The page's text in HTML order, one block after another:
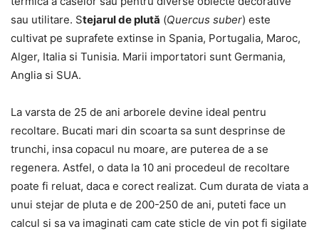
sau utilitare. Stejarul de plută (Quercus suber) este
cultivat pe suprafete extinse in Spania, Portugalia, Maroc,
Alger, Italia si Tunisia. Marii importatori sunt Germania,
Anglia si SUA.
La varsta de 25 de ani arborele devine ideal pentru
recoltare. Bucati mari din scoarta sa sunt desprinse de
trunchi, insa copacul nu moare, are puterea de a se
regenera. Astfel, o data la 10 ani procedeul de recoltare
poate fi reluat, daca e corect realizat. Cum durata de viata a
unui stejar de pluta e de 200-250 de ani, puteti face un
calcul si sa va imaginati cam cate sticle de vin pot fi sigilate